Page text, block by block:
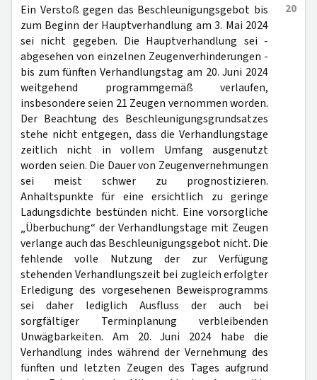
20
Ein Verstoß gegen das Beschleunigungsgebot bis
zum Beginn der Hauptverhandlung am 3. Mai 2024
sei nicht gegeben. Die Hauptverhandlung sei -
abgesehen von einzelnen Zeugenverhinderungen -
bis zum fünften Verhandlungstag am 20. Juni 2024
weitgehend programmgemäß verlaufen,
insbesondere seien 21 Zeugen vernommen worden.
Der Beachtung des Beschleunigungsgrundsatzes
stehe nicht entgegen, dass die Verhandlungstage
zeitlich nicht in vollem Umfang ausgenutzt
worden seien. Die Dauer von Zeugenvernehmungen
sei meist schwer zu prognostizieren.
Anhaltspunkte für eine ersichtlich zu geringe
Ladungsdichte bestünden nicht. Eine vorsorgliche
„Überbuchung“ der Verhandlungstage mit Zeugen
verlange auch das Beschleunigungsgebot nicht. Die
fehlende volle Nutzung der zur Verfügung
stehenden Verhandlungszeit bei zugleich erfolgter
Erledigung des vorgesehenen Beweisprogramms
sei daher lediglich Ausfluss der auch bei
sorgfältiger Terminplanung verbleibenden
Unwägbarkeiten. Am 20. Juni 2024 habe die
Verhandlung indes während der Vernehmung des
fünften und letzten Zeugen des Tages aufgrund